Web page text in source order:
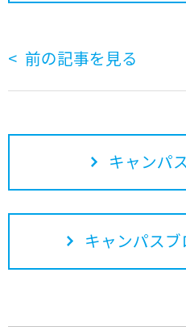
前の記事を見る
キャンパ
キャンパス